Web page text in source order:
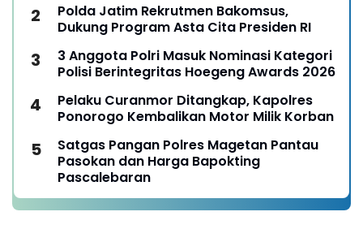
Polda Jatim Rekrutmen Bakomsus,
Dukung Program Asta Cita Presiden RI
3 Anggota Polri Masuk Nominasi Kategori
Polisi Berintegritas Hoegeng Awards 2026
Pelaku Curanmor Ditangkap, Kapolres
Ponorogo Kembalikan Motor Milik Korban
Satgas Pangan Polres Magetan Pantau
Pasokan dan Harga Bapokting
Pascalebaran